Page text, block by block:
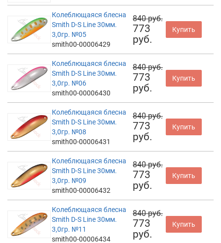
Колеблющаяся блесна
Smith D-S Line 30мм.
3,0гр. №05
smith00-00006429
840 руб.
773
руб.
Купить
Колеблющаяся блесна
Smith D-S Line 30мм.
3,0гр. №06
smith00-00006430
840 руб.
773
руб.
Купить
Колеблющаяся блесна
Smith D-S Line 30мм.
3,0гр. №08
smith00-00006431
840 руб.
773
руб.
Купить
Колеблющаяся блесна
Smith D-S Line 30мм.
3,0гр. №09
smith00-00006432
840 руб.
773
руб.
Купить
Колеблющаяся блесна
Smith D-S Line 30мм.
3,0гр. №11
smith00-00006434
840 руб.
773
руб.
Купить